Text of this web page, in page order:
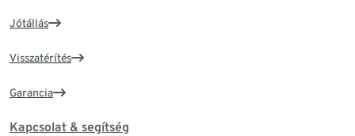
Jótállás
Visszatérítés
Garancia
Kapcsolat & segítség